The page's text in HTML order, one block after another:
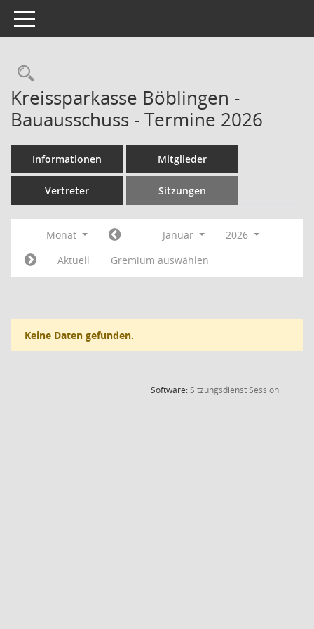
Toggle navigation
Rechercheauswahl
Kreissparkasse Böblingen -
Bauausschuss - Termine 2026
Informationen Mitglieder
Vertreter Sitzungen
Monat Januar
2026
Aktuell
Gremium auswählen
Keine Daten gefunden.
Software:SitzungsdienstSession(Wird in